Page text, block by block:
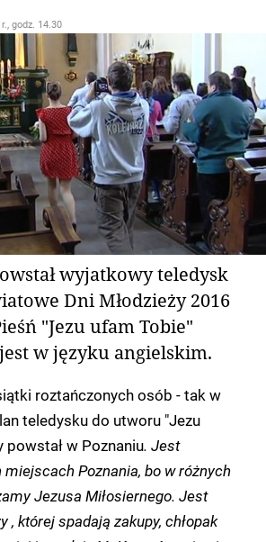
godz. 14.30
wyjatkowy teledysk
Dni Młodzieży 2016
"Jezu ufam Tobie"
w języku angielskim.
roztańczonych osób - tak w
teledysku do utworu "Jezu
powstał w Poznaniu. Jest
Poznania, bo w różnych
Jezusa Miłosiernego. Jest
, której spadają zakupy, chłopak